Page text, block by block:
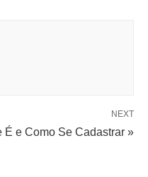
NEXT
e Como Se Cadastrar »